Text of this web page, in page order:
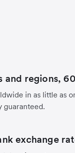
and regions,
in as little as
guaranteed.
exchange